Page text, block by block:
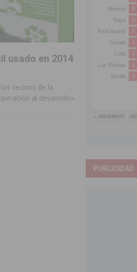
usado en 2014
vecinos de la
al desarrollo»
PUBLICIDAD